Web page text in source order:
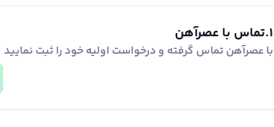
1
.تماس با عصرآهن
با عصرآهن تماس گرفته و درخواست اولیه خود را ثبت نمایید